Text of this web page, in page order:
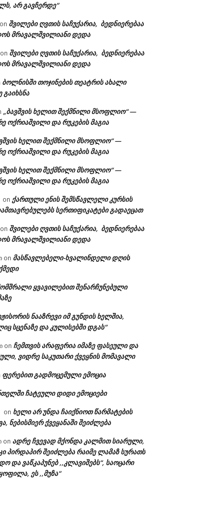
არ გავჩერდე“
on შვილები ღვთის საჩუქარია, ბედნიერებაა
მრავალშვილიანი დედა
on შვილები ღვთის საჩუქარია, ბედნიერებაა
მრავალშვილიანი დედა
ბოლნისში თოჯინების თეატრის ახალი
გაიხსნა
„ბავშვის ხელით შექმნილი მსოფლიო“ —
ოქრიაშვილი და რუკების მაგია
ხელით შექმნილი მსოფლიო“ —
ოქრიაშვილი და რუკების მაგია
ხელით შექმნილი მსოფლიო“ —
ოქრიაშვილი და რუკების მაგია
on ქართული ენის შემსწავლელი კურსის
სერთიფიკატები გადაეცათ
on შვილები ღვთის საჩუქარია, ბედნიერებაა
მრავალშვილიანი დედა
on მასწავლებელი-ხვალინდელი დღის
ყვავილებით შენარჩუნებული
ნააზრევი იმ გუნდის ხელშია,
სცენაზე და კულისებში დგას“
on ჩემთვის არაფერია იმაზე ფასეული და
ვიდრე საკუთარი ქვეყნის მომავალი
ფერებით გადმოცემული ემოცია
ჩატეული დიდი ემოციები
on ხელი არ უნდა ჩაიქნიოთ წარმატების
ნებისმიერ ქვეყანაში შეიძლება
on ადრე ჩვევად მქონდა კალმით სიარული,
პირდაპირ შეიძლება რაიმე ლამაზ სურათს
და ვაწკაპუნებ ,,კლავიშებს“, საოცარი
ეს ,,მუზა“